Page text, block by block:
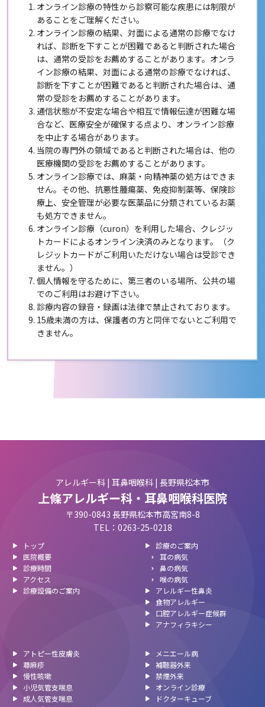
オンライン診療の特性から診察可能な疾患には制限が
あることをご理解ください。
オンライン診療の結果、対面による通常の診療でなけ
れば、診断を下すことが困難であると判断された場合
は、通常の受診をお薦めすることがあります。オンラ
イン診療の結果、対面による通常の診療でなければ、
診断を下すことが困難であると判断された場合は、通
常の受診をお薦めすることがあります。
通信状態が不安定な場合や相互で情報伝達が困難な場
合など、医療安全が確保する点より、オンライン診療
を中止する場合があります。
当院の専門外の領域であると判断された場合は、他の
医療機関の受診をお薦めすることがあります。
オンライン診療では、麻薬・向精神薬の処方はできま
せん。その他、抗悪性腫瘍薬、免疫抑制薬等、保険診
療上、安全管理が必要な医薬品に分類されているお薬
も処方できません。
オンライン診療（curon）を利用した場合、クレジッ
トカードによるオンライン決済のみとなります。（ク
レジットカードがご利用いただけない場合は受診でき
ません。）
個人情報を守るために、第三者のいる場所、公共の場
でのご利用はお避け下さい。
診療内容の録音・録画は法律で禁止されております。
15歳未満の方は、保護者の方と同伴でないとご利用で
きません。
アレルギー科 | 耳鼻咽喉科 | 長野県松本市
上條アレルギー科・耳鼻咽喉科医院
〒390-0843 長野県松本市高宮南8-8
TEL：0263-25-0218
トップ
医院概要
診療時間
アクセス
診療設備のご案内
診療のご案内
耳の病気
鼻の病気
喉の病気
アレルギー性鼻炎
食物アレルギー
口腔アレルギー症候群
アナフィラキシー
アトピー性皮膚炎
蕁麻疹
慢性咳嗽
小児気管支喘息
成人気管支喘息
メニエール病
補聴器外来
禁煙外来
オンライン診療
ドクターキューブ